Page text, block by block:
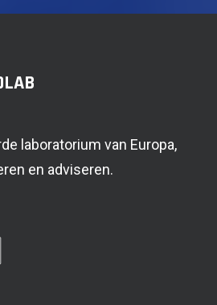
laboratorium van Europa,
en adviseren.